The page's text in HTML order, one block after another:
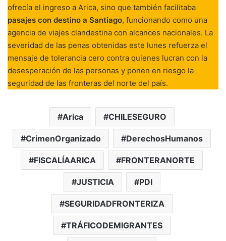
ofrecía el ingreso a Arica, sino que también facilitaba
pasajes con destino a Santiago, funcionando como una
agencia de viajes clandestina con alcances nacionales. La
severidad de las penas obtenidas este lunes refuerza el
mensaje de tolerancia cero contra quienes lucran con la
desesperación de las personas y ponen en riesgo la
seguridad de las fronteras del norte del país.
Arica CHILESEGURO
CrimenOrganizado DerechosHumanos
FISCALÍAARICA FRONTERANORTE
JUSTICIA PDI
SEGURIDADFRONTERIZA
TRÁFICODEMIGRANTES